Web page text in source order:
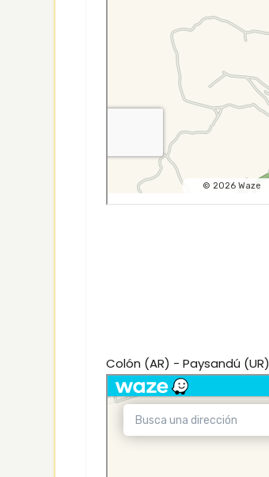
Colón (AR) - Paysandú (UR)